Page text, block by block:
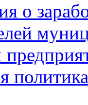
о
политика